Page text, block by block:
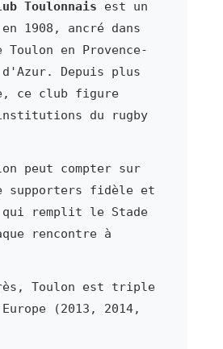
Toulonnais est un
1908, ancré dans
en Provence-
d'Azur. Depuis plus
ce club figure
du rugby
peut compter sur
supporters fidèle et
qui remplit le Stade
rencontre à
Toulon est triple
(2013, 2014,